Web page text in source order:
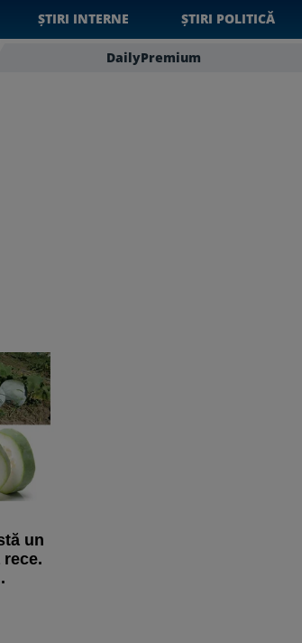
ȘTIRI INTERNE ȘTIRI POLITICĂ
DailyPremium
un